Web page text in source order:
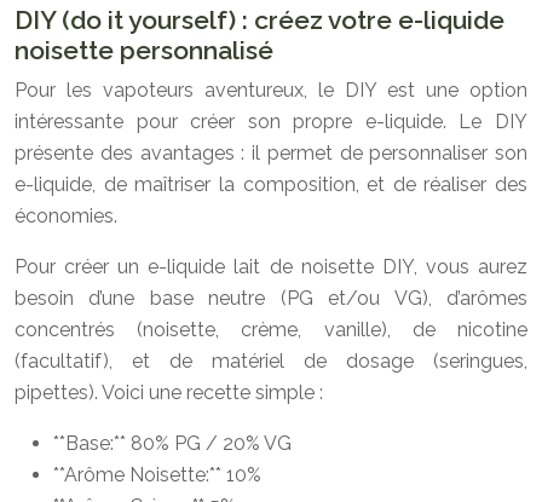
DIY (do it yourself) : créez votre e-liquide
noisette personnalisé
Pour les vapoteurs aventureux, le DIY est une option
intéressante pour créer son propre e-liquide. Le DIY
présente des avantages : il permet de personnaliser son
e-liquide, de maîtriser la composition, et de réaliser des
économies.
Pour créer un e-liquide lait de noisette DIY, vous aurez
besoin d’une base neutre (PG et/ou VG), d’arômes
concentrés (noisette, crème, vanille), de nicotine
(facultatif), et de matériel de dosage (seringues,
pipettes). Voici une recette simple :
**Base:** 80% PG / 20% VG
**Arôme Noisette:** 10%